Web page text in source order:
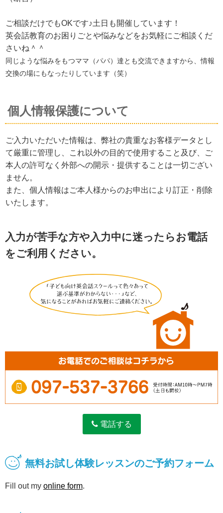
ご相談だけでもOKです♪土日も開催しています！
英会話教育のお困りごとや悩みなどをお気軽にご相談くだ
さいね＾＾
同じような悩みをもつママ（パパ）達とも交流できますから、情報
交換の場にもなったりしています（笑）
個人情報保護について
ご入力いただいた情報は、弊社の貴重なお客様データとし
て厳重に管理し、これ以外の目的で使用すること及び、ご
本人の許可なく外部への開示・提供することは一切ござい
ません。
また、個人情報はご本人様からのお申出により訂正・削除
いたします。
入力が苦手な方や入力中に迷ったらお電話
をご利用ください。
電話する
無料お試し体験レッスンのご予約フォーム
Fill out my online form.